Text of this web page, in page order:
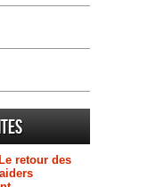
retour des